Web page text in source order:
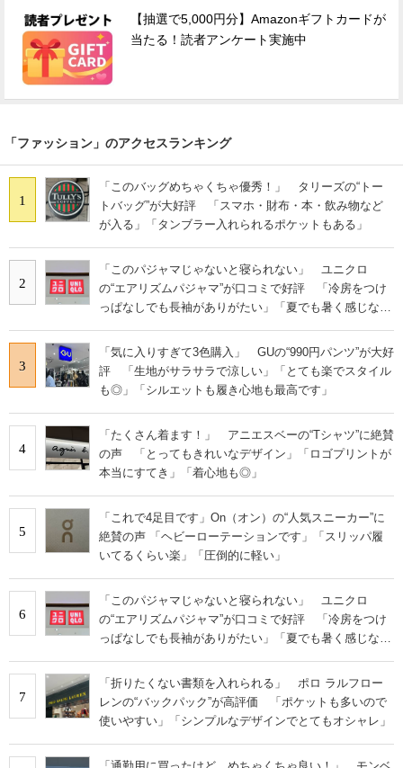
【抽選で5,000円分】Amazonギフトカードが
当たる！読者アンケート実施中
「ファッション」のアクセスランキング
1
「このバッグめちゃくちゃ優秀！」 タリーズの“トー
トバッグ”が大好評 「スマホ・財布・本・飲み物など
が入る」「タンブラー入れられるポケットもある」
2
「このパジャマじゃないと寝られない」 ユニクロ
の“エアリズムパジャマ”が口コミで好評 「冷房をつけ
っぱなしでも長袖がありがたい」「夏でも暑く感じな
3
「気に入りすぎて3色購入」 GUの“990円パンツ”が大好
評 「生地がサラサラで涼しい」「とても楽でスタイル
も◎」「シルエットも履き心地も最高です」
4
「たくさん着ます！」 アニエスベーの“Tシャツ”に絶賛
の声 「とってもきれいなデザイン」「ロゴプリントが
本当にすてき」「着心地も◎」
5
「これで4足目です」On（オン）の“人気スニーカー”に
絶賛の声 「ヘビーローテーションです」「スリッパ履
いてるくらい楽」「圧倒的に軽い」
6
「このパジャマじゃないと寝られない」 ユニクロ
の“エアリズムパジャマ”が口コミで好評 「冷房をつけ
っぱなしでも長袖がありがたい」「夏でも暑く感じな
7
「折りたくない書類を入れられる」 ポロ ラルフロー
レンの“バックパック”が高評価 「ポケットも多いので
使いやすい」「シンプルなデザインでとてもオシャレ」